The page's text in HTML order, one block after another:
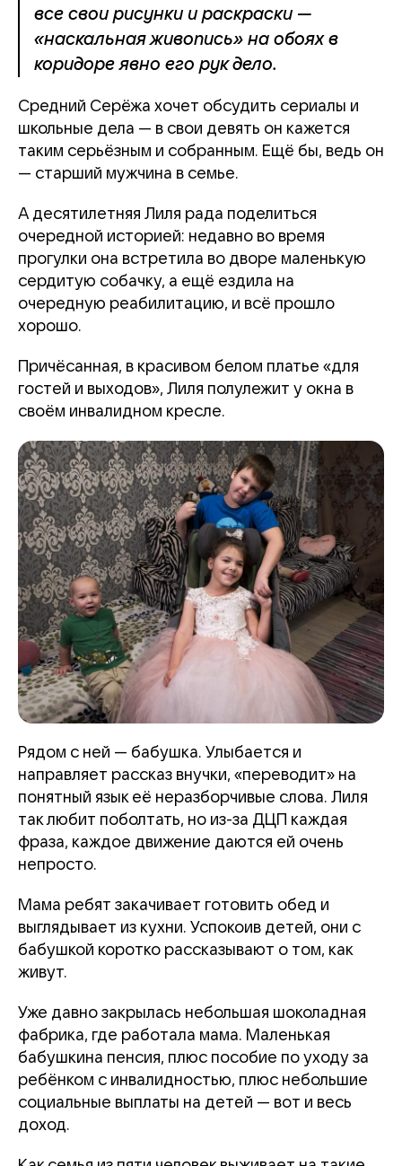
все свои рисунки и раскраски —
«наскальная живопись» на обоях в
коридоре явно его рук дело.
Средний Серёжа хочет обсудить сериалы и
школьные дела — в свои девять он кажется
таким серьёзным и собранным. Ещё бы, ведь он
— старший мужчина в семье.
А десятилетняя Лиля рада поделиться
очередной историей: недавно во время
прогулки она встретила во дворе маленькую
сердитую собачку, а ещё ездила на
очередную реабилитацию, и всё прошло
хорошо.
Причёсанная, в красивом белом платье «для
гостей и выходов», Лиля полулежит у окна в
своём инвалидном кресле.
Рядом с ней — бабушка. Улыбается и
направляет рассказ внучки, «переводит» на
понятный язык её неразборчивые слова. Лиля
так любит поболтать, но из-за ДЦП каждая
фраза, каждое движение даются ей очень
непросто.
Мама ребят закачивает готовить обед и
выглядывает из кухни. Успокоив детей, они с
бабушкой коротко рассказывают о том, как
живут.
Уже давно закрылась небольшая шоколадная
фабрика, где работала мама. Маленькая
бабушкина пенсия, плюс пособие по уходу за
ребёнком с инвалидностью, плюс небольшие
социальные выплаты на детей — вот и весь
доход.